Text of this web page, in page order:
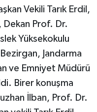
Vekili Tarık Erdil,
Dekan Prof. Dr.
Yüksekokulu
Jandarma
ve Emniyet Müdürü
Birer konuşma
İlban, Prof. Dr.